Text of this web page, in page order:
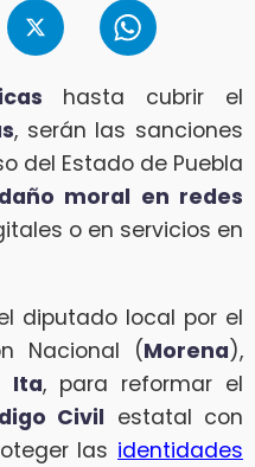
hasta cubrir el
, serán las sanciones
del Estado de Puebla
daño moral en redes
o en servicios en
diputado local por el
Nacional (Morena),
Ita, para reformar el
Civil estatal con
las identidades